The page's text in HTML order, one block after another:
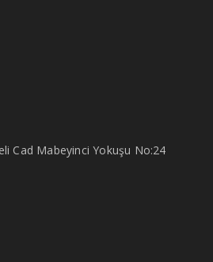
Cad Mabeyinci Yokuşu No:24